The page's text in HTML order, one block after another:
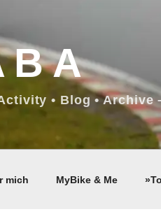
• Blog •
mich MyBike & Me